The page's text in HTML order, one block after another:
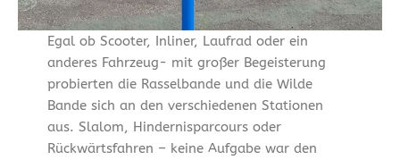
Egal ob Scooter, Inliner, Laufrad oder ein
anderes Fahrzeug- mit großer Begeisterung
probierten die Rasselbande und die Wilde
Bande sich an den verschiedenen Stationen
aus. Slalom, Hindernisparcours oder
Rückwärtsfahren – keine Aufgabe war den